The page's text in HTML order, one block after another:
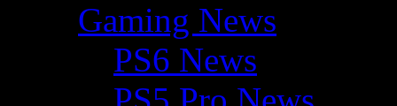
Gaming News
PS6 News